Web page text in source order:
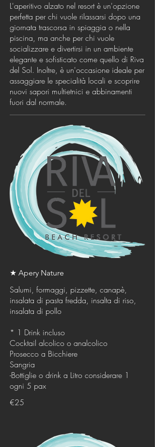
L'aperitivo alzato nel resort è un'opzione
perfetta per chi vuole rilassarsi dopo una
giornata trascorsa in spiaggia o nella
piscina, ma anche per chi vuole
socializzare e divertirsi in un ambiente
elegante e sofisticato come quello di Riva
del Sol. Inoltre, è un'occasione ideale per
assaggiare le specialità locali e scoprire
nuovi sapori multietnici e abbinamenti
fuori dal normale.
★ Apery Nature
Salumi, formaggi, pizzette, canapè,
insalata di pasta fredda, insalta di riso,
insalata di pollo
* 1 Drink incluso
Cocktail alcolico o analcolico
Prosecco a Bicchiere
Sangria
-Bottiglie o drink a Litro considerare 1
ogni 5 pax
€25